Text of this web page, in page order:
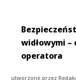
widłowymi
operatora
utworzone przez